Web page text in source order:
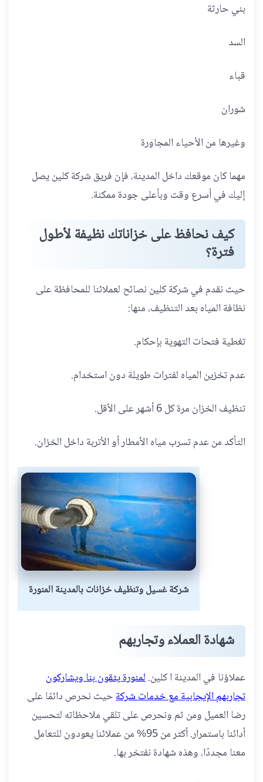
بني حارثة
السد
قباء
شوران
وغيرها من الأحياء المجاورة
مهما كان موقعك داخل المدينة، فإن فريق شركة كلين يصل
إليك في أسرع وقت وبأعلى جودة ممكنة.
كيف نحافظ على خزاناتك نظيفة لأطول
فترة؟
حيث نقدم في شركة كلين نصائح لعملائنا للمحافظة على
نظافة المياه بعد التنظيف، منها:
تغطية فتحات التهوية بإحكام.
عدم تخزين المياه لفترات طويلة دون استخدام.
تنظيف الخزان مرة كل 6 أشهر على الأقل.
التأكد من عدم تسرب مياه الأمطار أو الأتربة داخل الخزان.
شركة غسيل وتنظيف خزانات بالمدينة المنورة
شهادة العملاء وتجاربهم
عملاؤنا في المدينة ا كلين.لمنورة يثقون بنا ويشاركون
تجاربهم الإيجابية مع خدمات شركةحيث نحرص دائمًا على
رضا العميل ومن ثم ونحرص على تلقي ملاحظاته لتحسين
أدائنا باستمرار. أكثر من 95% من عملائنا يعودون للتعامل
معنا مجددًا، وهذه شهادة نفتخر بها.